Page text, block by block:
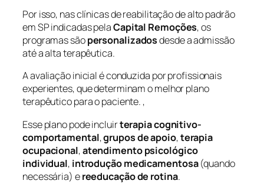
Por isso, nas clínicas de reabilitação de alto padrão
em SP indicadas pelaCapital Remoções, os
programas sãopersonalizadosdesde a admissão
até a alta terapêutica.
A avaliação inicial é conduzida por profissionais
experientes, que determinam o melhor plano
terapêutico para o paciente. ,
Esse plano pode incluirterapia cognitivo-
comportamental,grupos de apoio,terapia
ocupacional,atendimento psicológico
individual, introdução medicamentosa(quando
necessária) ereeducação de rotina.